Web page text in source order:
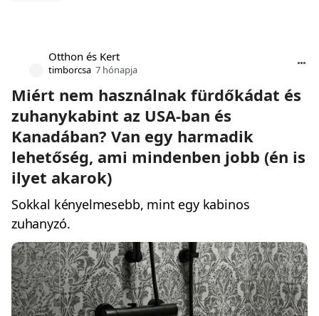
Otthon és Kert
timborcsa 7 hónapja
Miért nem használnak fürdőkádat és
zuhanykabint az USA-ban és
Kanadában? Van egy harmadik
lehetőség, ami mindenben jobb (én is
ilyet akarok)
Sokkal kényelmesebb, mint egy kabinos
zuhanyzó.